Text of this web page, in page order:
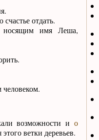
отдать.
носящим имя Леша,
возможности и о
ветки деревьев.